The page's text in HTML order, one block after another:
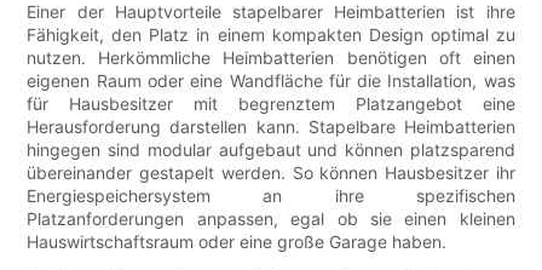
Einer der Hauptvorteile stapelbarer Heimbatterien ist ihre
Fähigkeit, den Platz in einem kompakten Design optimal zu
nutzen. Herkömmliche Heimbatterien benötigen oft einen
eigenen Raum oder eine Wandfläche für die Installation, was
für Hausbesitzer mit begrenztem Platzangebot eine
Herausforderung darstellen kann. Stapelbare Heimbatterien
hingegen sind modular aufgebaut und können platzsparend
übereinander gestapelt werden. So können Hausbesitzer ihr
Energiespeichersystem an ihre spezifischen
Platzanforderungen anpassen, egal ob sie einen kleinen
Hauswirtschaftsraum oder eine große Garage haben.